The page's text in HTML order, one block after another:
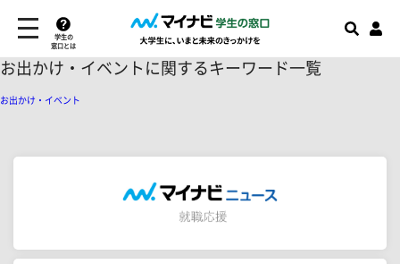
学生の
窓口とは
お出かけ・イベントに関するキーワード一覧
お出かけ・イベント